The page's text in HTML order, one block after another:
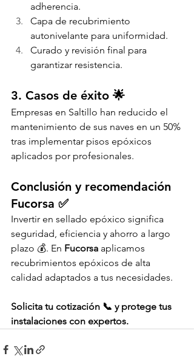
adherencia.
Capa de recubrimiento
autonivelante para uniformidad.
Curado y revisión final para
garantizar resistencia.
3. Casos de éxito 🌟
Empresas en Saltillo han reducido el
mantenimiento de sus naves en un 50%
tras implementar pisos epóxicos
aplicados por profesionales.
Conclusión y recomendación
Fucorsa ✅
Invertir en sellado epóxico significa
seguridad, eficiencia y ahorro a largo
plazo 💰. En Fucorsa aplicamos
recubrimientos epóxicos de alta
calidad adaptados a tus necesidades.
Solicita tu cotización 📞 y protege tus
instalaciones con expertos.